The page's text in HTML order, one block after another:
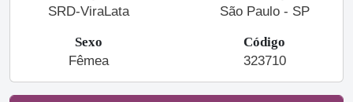
SRD-ViraLata
São Paulo - SP
Sexo
Fêmea
Código
323710